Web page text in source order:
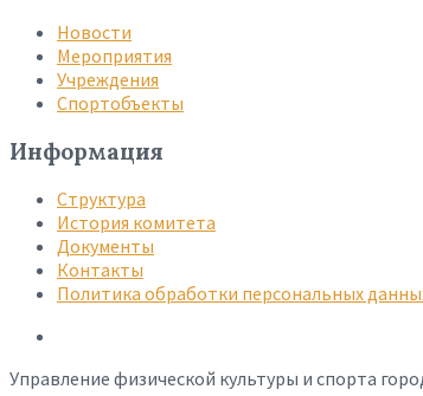
Новости
Мероприятия
Учреждения
Спортобъекты
Информация
Структура
История комитета
Документы
Контакты
Политика обработки персональных
Управление физической культуры и спорта